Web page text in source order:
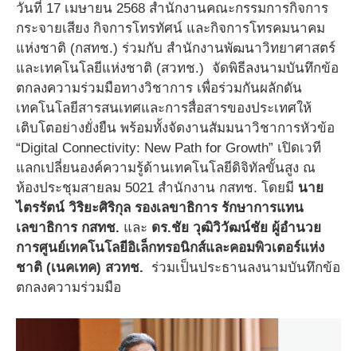
วันที่ 17 เมษายน 2568 สำนักงานคณะกรรมการกิจการ
กระจายเสียง กิจการโทรทัศน์ และกิจการโทรคมนาคม
แห่งชาติ (กสทช.) ร่วมกับ สำนักงานพัฒนาวิทยาศาสตร์
และเทคโนโลยีแห่งชาติ (สวทช.) จัดพิธีลงนามบันทึกข้อ
ตกลงความร่วมมือทางวิชาการ เพื่อร่วมกันผลักดัน
เทคโนโลยีสารสนเทศและการสื่อสารของประเทศให้
เติบโตอย่างยั่งยืน พร้อมทั้งจัดงานสัมมนาวิชาการหัวข้อ
“Digital Connectivity: New Path for Growth” เปิดเวที
แลกเปลี่ยนองค์ความรู้ด้านเทคโนโลยีดิจิทัลขั้นสูง ณ
ห้องประชุมสายลม 5021 สำนักงาน กสทช. โดยมี นาย
ไตรรัตน์ วิริยะศิริกุล รองเลขาธิการ รักษาการแทน
เลขาธิการ กสทช. และ ดร.ชัย วุฒิวิวัฒน์ชัย ผู้อำนวย
การศูนย์เทคโนโลยีอิเล็กทรอนิกส์และคอมพิวเตอร์แห่ง
ชาติ (เนคเทค) สวทช.
ร่วมเป็นประธานลงนามบันทึกข้อ
ตกลงความร่วมมือ